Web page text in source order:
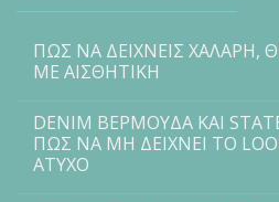
ΠΩΣ ΝΑ ΔΕΙΧΝΕΙΣ ΧΑΛΑΡΗ,
ΜΕ ΑΙΣΘΗΤΙΚΗ
DENIM ΒΕΡΜΟΥΔΑ ΚΑΙ
ΠΩΣ ΝΑ ΜΗ ΔΕΙΧΝΕΙ ΤΟ
ΑΤΥΧΟ